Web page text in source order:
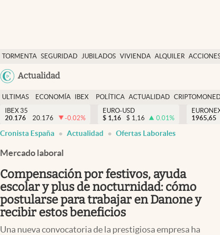
TORMENTA SEGURIDAD JUBILADOS VIVIENDA ALQUILER
USA
Actualidad
Economía y finanzas
Política
Actualidad
Criptomonedas
España
ULTIMAS
NOTICIAS
ECONOMÍA
FINANZAS
IBEX
EURO
POLÍTICA ACTUALIDAD
IBEX 35
20.176
20.176 -0.02%
EURO-USD
$ 1,16 $ 1,16 0.01%
1965,65
Cronista España Actualidad Ofertas Laborales
Mercado laboral
Compensación por festivos, ayuda
escolar y plus de nocturnidad: cómo
postularse para trabajar en Danone y
recibir estos beneficios
Una nueva convocatoria de la prestigiosa empresa ha